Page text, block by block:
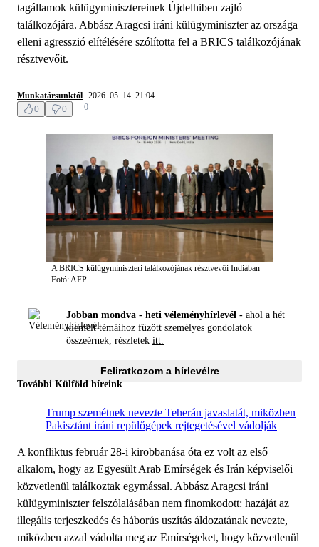
tagállamok külügyminisztereinek Újdelhiben zajló
találkozójára. Abbász Aragcsi iráni külügyminiszter az országa
elleni agresszió elítélésére szólította fel a BRICS találkozójának
résztvevőit.
Munkatársunktól 2026. 05. 14. 21:04
0
0 0
A BRICS külügyminiszteri találkozójának résztvevői Indiában
Fotó: AFP
Jobban mondva - heti véleményhírlevél - ahol a hét
kiemelt témáihoz fűzött személyes gondolatok
összeérnek, részletek itt.
Feliratkozom a hírlevélre
További Külföld híreink
Trump szemétnek nevezte Teherán javaslatát, miközben
Pakisztánt iráni repülőgépek rejtegetésével vádolják
A konfliktus február 28-i kirobbanása óta ez volt az első
alkalom, hogy az Egyesült Arab Emírségek és Irán képviselői
közvetlenül találkoztak egymással. Abbász Aragcsi iráni
külügyminiszter felszólalásában nem finomkodott: hazáját az
illegális terjeszkedés és háborús uszítás áldozatának nevezte,
miközben azzal vádolta meg az Emírségeket, hogy közvetlenül